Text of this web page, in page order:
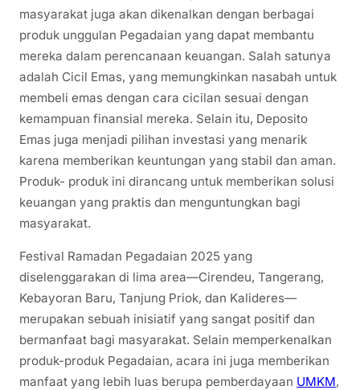
masyarakat juga akan dikenalkan dengan berbagai
produk unggulan Pegadaian yang dapat membantu
mereka dalam perencanaan keuangan. Salah satunya
adalah Cicil Emas, yang memungkinkan nasabah untuk
membeli emas dengan cara cicilan sesuai dengan
kemampuan finansial mereka. Selain itu, Deposito
Emas juga menjadi pilihan investasi yang menarik
karena memberikan keuntungan yang stabil dan aman.
Produk- produk ini dirancang untuk memberikan solusi
keuangan yang praktis dan menguntungkan bagi
masyarakat.
Festival Ramadan Pegadaian 2025 yang
diselenggarakan di lima area—Cirendeu, Tangerang,
Kebayoran Baru, Tanjung Priok, dan Kalideres—
merupakan sebuah inisiatif yang sangat positif dan
bermanfaat bagi masyarakat. Selain memperkenalkan
produk-produk Pegadaian, acara ini juga memberikan
manfaat yang lebih luas berupa pemberdayaan UMKM,